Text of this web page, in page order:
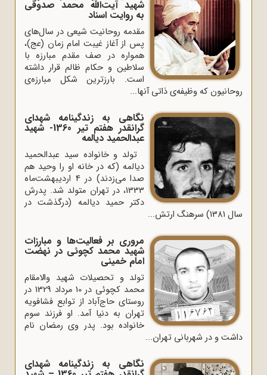
شهید آیت‌الله محمد صدوقی
به روایت اسناد
مقدمه روحانیت شیعی در سال‌های
پس از آغاز غیبت امام زمان (عج)،
همواره در صف مقدم مبارزه با
سلاطین و حکام ظالم قرار داشته
است. بارزترین شکل مبارزه‌ی
روحانیون که وظیفه‌ی ذاتی آنها...
نگاهی به زندگینامه شهدای
گرانقدر هفتم تیر 1360- شهید
عبدالحمید دیالمه
تولد و خانواده سید عبدالحمید
دیالمه (که در خانه او را وحید هم
صدا می‌زدند) در 4 اردیبهشت‌ماه
1333، در تهران متولد شد. پدرش
دکتر حمید دیالمه (درگذشت در
سال 1381) سرهنگ ارتش...
مروری بر فعالیت‌ها و مبارزات
شهید محمد کچوئی در نهضت
امام خمینی
تولد و تحصیلات شهید والامقام
محمد کچوئی در 10 مرداد 1329 در
روستای حاج‌آباد از توابع فشافویه
تهران به دنیا آمد. او فرزند سوم
خانواده بود. پدر وی رمضان نام
داشت و در شهربانی تهران...
نگاهی به زندگینامه شهدای